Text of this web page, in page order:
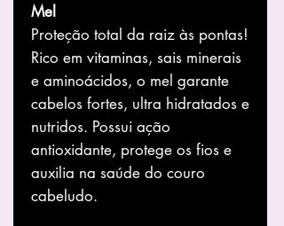
Mel
Proteção total da raiz às pontas!
Rico em vitaminas, sais minerais
e aminoácidos, o mel garante
cabelos fortes, ultra hidratados e
nutridos. Possui ação
antioxidante, protege os fios e
auxilia na saúde do couro
cabeludo.